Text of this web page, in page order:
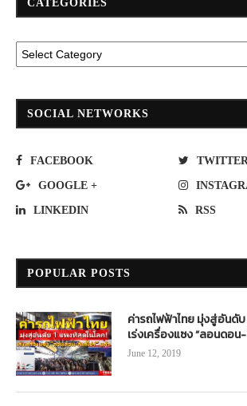
CATEGORIES
SOCIAL NETWORKS
FACEBOOK TWITTER
GOOGLE +
LINKEDIN RSS
POPULAR POSTS
ค่ารถไฟฟ้าไทย มุ่งสู่อันดั
เร่งเครื่องแซง “ลอนดอ
June 12, 2019